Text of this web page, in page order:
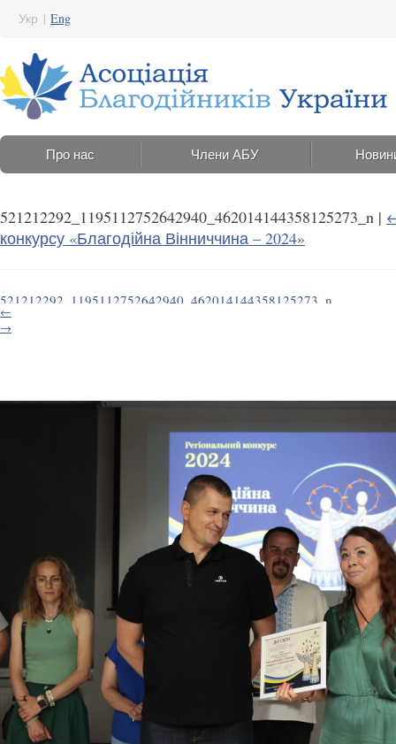
Укр | Eng
Про нас Члени АБУ
521212292_1195112752642940_462014144358125273_n |
конкурсу «Благодійна Вінниччина – 2024»
521212292_1195112752642940_462014144358125273_n
24 Липня 2025 15:15
←
→